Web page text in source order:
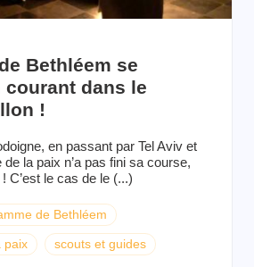
Bethléem se
courant dans le
!
en passant par Tel Aviv et
la paix n’a pas fini sa course,
C’est le cas de le (...)
de Bethléem
paix scouts et guides